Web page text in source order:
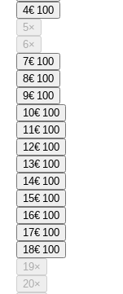
4€ 100
5×
6×
7€ 100
8€ 100
9€ 100
10€ 100
11€ 100
12€ 100
13€ 100
14€ 100
15€ 100
16€ 100
17€ 100
18€ 100
19×
20×